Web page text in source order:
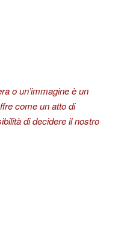
o un’immagine è un
come un atto di
di decidere il nostro